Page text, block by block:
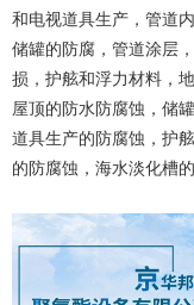
和电视道具生产，管道
储罐的防腐，管道涂层
损，护舷和浮力材料，
屋顶的防水防腐蚀，储
道具生产的防腐蚀，护
的防腐蚀，海水淡化槽的